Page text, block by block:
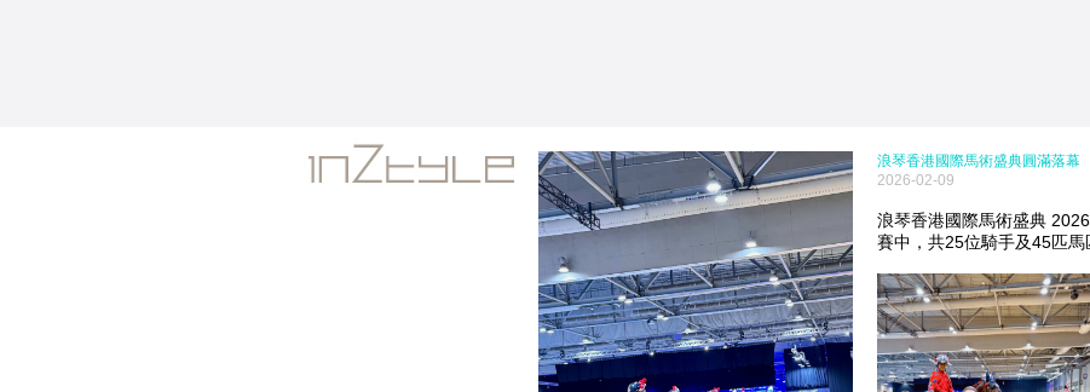
浪琴香港國際馬術盛典圓滿落幕
2026-02-09
浪琴香港國際馬術盛典
賽中，共25位騎手及45匹馬